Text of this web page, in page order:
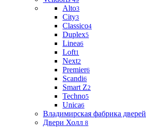
Alto3
City3
Classico4
Duplex5
Linea6
Loft1
Next2
Premier6
Scandi6
Smart Z2
Techno5
Unica6
Владимирская фабрика дверей
Двери Холл 8